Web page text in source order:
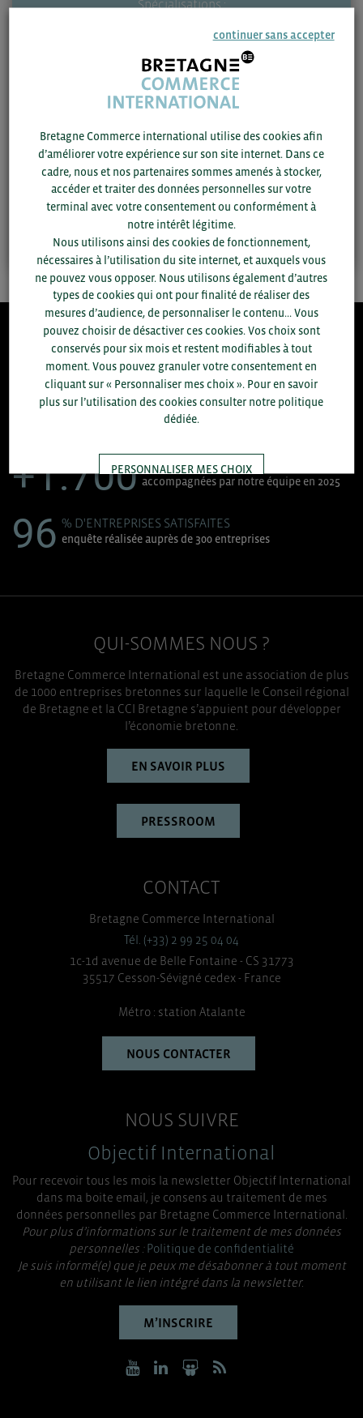
Spécialisations :
Environnement
Société :
REZOWAY - ETATS-UNIS
Zone géographique :
Etats-Unis
Contactez-moi
8.300
ACCOMPAGNEMENTS RÉALISÉS EN 2025
développement commercial, conseils réglementaires, réunions
+1.700 ENTREPRISES DIFFÉRENTES
accompagnées par notre équipe en 2025
96 % D'ENTREPRISES SATISFAITES
enquête réalisée auprès de 300 entreprises
QUI-SOMMES NOUS ?
Bretagne Commerce International est une association de plus
de 1000 entreprises bretonnes sur laquelle le Conseil régional
de Bretagne et la CCI Bretagne s’appuient pour développer
l’économie bretonne.
EN SAVOIR PLUS
PRESSROOM
CONTACT
Bretagne Commerce International
Tél. (+33) 2 99 25 04 04
1c-1d avenue de Belle Fontaine - CS 31773
35517 Cesson-Sévigné cedex - France
Métro : station Atalante
NOUS CONTACTER
NOUS SUIVRE
Objectif International
Pour recevoir tous les mois la newsletter Objectif International
dans ma boite email, je consens au traitement de mes
données personnelles par Bretagne Commerce International.
Pour plus d’informations sur le traitement de mes données
personnelles :Politique de confidentialité
Je suis informé(e) que je peux me désabonner à tout moment
en utilisant le lien intégré dans la newsletter.
M’INSCRIRE
continuer sans accepter
Bretagne Commerce international utilise des cookies afin
d’améliorer votre expérience sur son site internet. Dans ce
cadre, nous et nos partenaires sommes amenés à stocker,
accéder et traiter des données personnelles sur votre
terminal avec votre consentement ou conformément à
notre intérêt légitime.
Nous utilisons ainsi des cookies de fonctionnement,
nécessaires à l’utilisation du site internet, et auxquels vous
ne pouvez vous opposer. Nous utilisons également d’autres
types de cookies qui ont pour finalité de réaliser des
mesures d’audience, de personnaliser le contenu... Vous
pouvez choisir de désactiver ces cookies. Vos choix sont
conservés pour six mois et restent modifiables à tout
moment. Vous pouvez granuler votre consentement en
cliquant sur « Personnaliser mes choix ». Pour en savoir
plus sur l’utilisation des cookies consulter notre politique
dédiée.
PERSONNALISER MES CHOIX
TOUT ACCEPTER